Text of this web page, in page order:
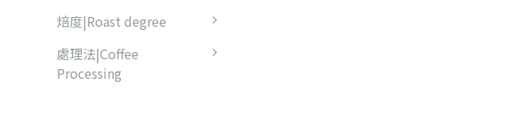
焙度|Roast degree
處理法|Coffee
Processing